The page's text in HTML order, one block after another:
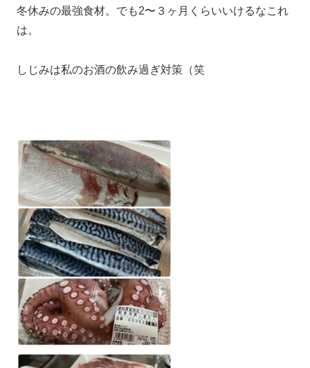
冬休みの最強食材。でも2〜３ヶ月くらいいけるなこれ
は。
しじみは私のお酒の飲み過ぎ対策（笑